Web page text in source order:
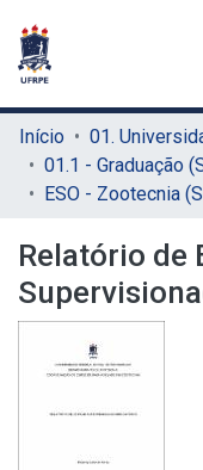
Início
01.1 - Graduação
ESO - Zootecnia
Relatório de